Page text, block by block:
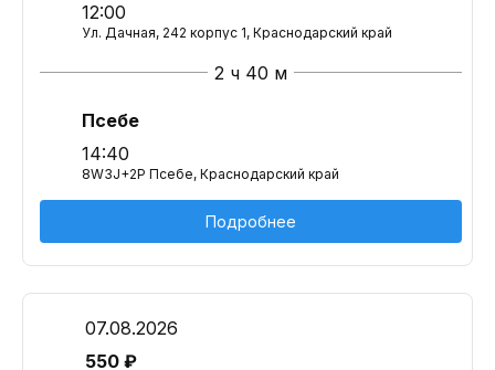
12:00
Ул. Дачная, 242 корпус 1, Краснодарский край
2 ч 40 м
Псебе
14:40
8W3J+2P Псебе, Краснодарский край
Подробнее
07.08.2026
550 ₽